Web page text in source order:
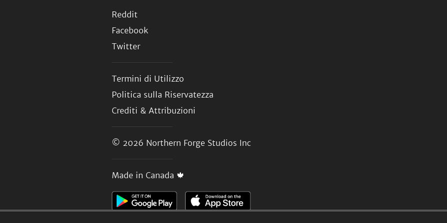
Reddit
Facebook
Twitter
Termini di Utilizzo
Politica sulla Riservatezza
Crediti & Attribuzioni
© 2026 Northern Forge Studios Inc
Made in Canada 🍁